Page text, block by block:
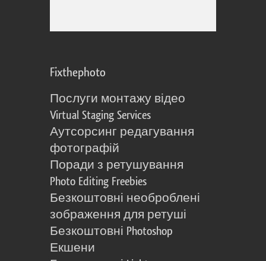
Fixthephoto
Послуги монтажу відео
Virtual Staging Services
Аутсорсинг редагування
фотографій
Поради з ретушування
Photo Editing Freebies
Безкоштовні необроблені
зображення для ретуші
Безкоштовні Photoshop
Екшени